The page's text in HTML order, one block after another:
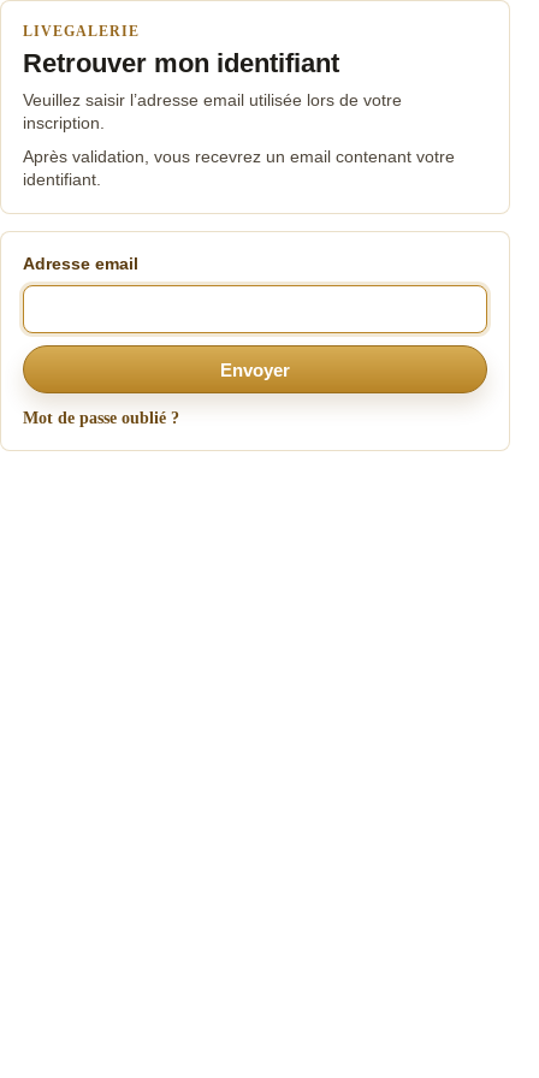
LIVEGALERIE
Retrouver mon identifiant
Veuillez saisir l’adresse email utilisée lors de votre
inscription.
Après validation, vous recevrez un email contenant votre
identifiant.
Adresse email
Envoyer
Mot de passe oublié ?